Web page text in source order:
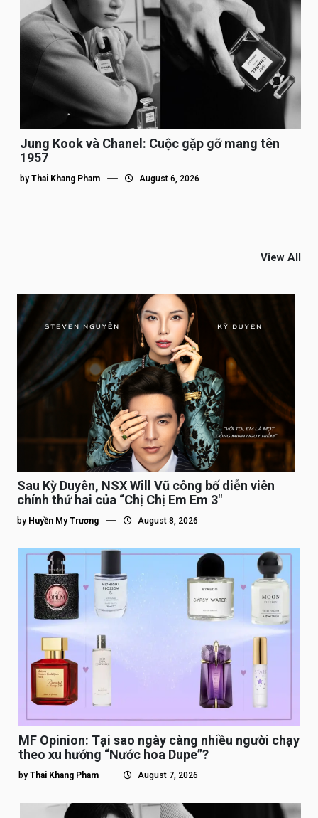
Jung Kook và Chanel: Cuộc gặp gỡ mang tên
1957
by Thai Khang Pham August 6, 2026
View All
Sau Kỳ Duyên, NSX Will Vũ công bố diễn viên
chính thứ hai của “Chị Chị Em Em 3″
by Huyền My Trương August 8, 2026
MF Opinion: Tại sao ngày càng nhiều người chạy
theo xu hướng “Nước hoa Dupe”?
by Thai Khang Pham August 7, 2026